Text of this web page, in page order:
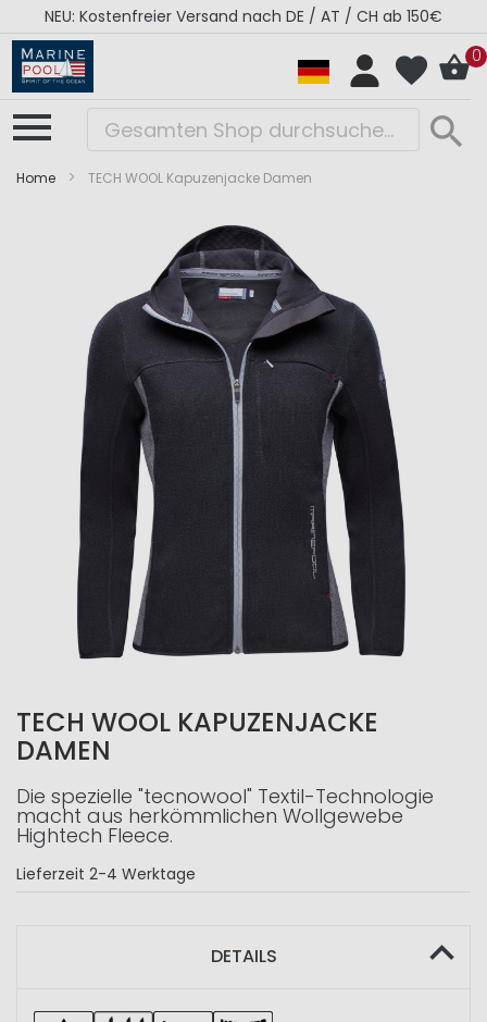
NEU: Kostenfreier Versand nach DE / AT / CH ab 150€
0
Home TECH WOOL Kapuzenjacke Damen
Bildergalerie
springen
Bildergalerie
springen
TECH WOOL KAPUZENJACKE
DAMEN
Die spezielle "tecnowool" Textil-Technologie
macht aus herkömmlichen Wollgewebe
Hightech Fleece.
Lieferzeit 2-4 Werktage
DETAILS